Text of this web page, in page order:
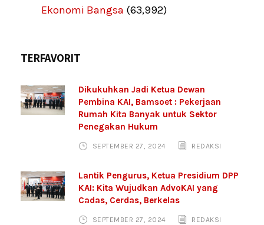
Ekonomi Bangsa (63,992)
TERFAVORIT
Dikukuhkan Jadi Ketua Dewan
Pembina KAI, Bamsoet : Pekerjaan
Rumah Kita Banyak untuk Sektor
Penegakan Hukum
SEPTEMBER 27, 2024 REDAKSI
Lantik Pengurus, Ketua Presidium DPP
KAI: Kita Wujudkan AdvoKAI yang
Cadas, Cerdas, Berkelas
SEPTEMBER 27, 2024 REDAKSI